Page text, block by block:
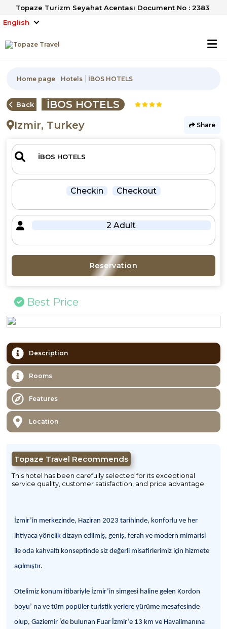
Topaze Turizm Seyahat Acentası Document No : 2383
English
Home page Hotels İBOS HOTELS
Back
İBOS HOTELS
Izmir, Turkey
Share
Checkin Checkout
2 Adult
Reservation
Best Price
Description
Rooms
Features
Location
Topaze Travel Recommends
This hotel has been carefully selected for its exceptional
service quality, customer satisfaction, and price advantage.
İzmir’in merkezinde, Haziran 2023 tarihinde, konforlu ve her
ihtiyaca yönelik dizayn edilmiş, geniş, ferah ve modern mimarisi
ile oda kahvaltı konseptinde siz değerli misafirlerimiz için hizmete
açılmıştır.
Otelimiz konum itibariyle İzmir’in simgesi haline gelen Kordon
boyu’ na ve tüm popüler turistik yerlere yürüme mesafesinde
olup, Gaziemir ‘de bulunan Fuar İzmir’e 13 km ve Havalimanına